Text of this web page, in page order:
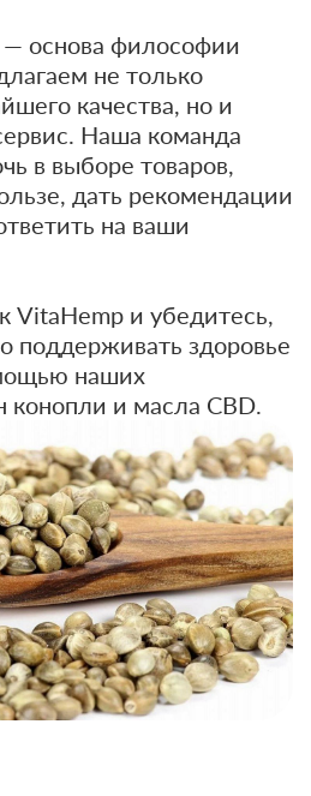
— основа философии
не только
качества, но и
Наша команда
в выборе товаров,
дать рекомендации
на ваши
VitaHemp и убедитесь,
поддерживать здоровье
наших
конопли и масла CBD.